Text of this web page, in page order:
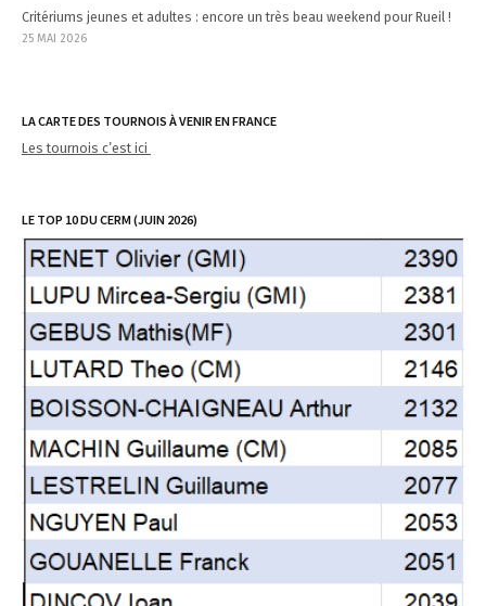
Critériums jeunes et adultes : encore un très beau weekend pour Rueil !
25 MAI 2026
LA CARTE DES TOURNOIS À VENIR EN FRANCE
Les tournois c’est ici
LE TOP 10 DU CERM (JUIN 2026)